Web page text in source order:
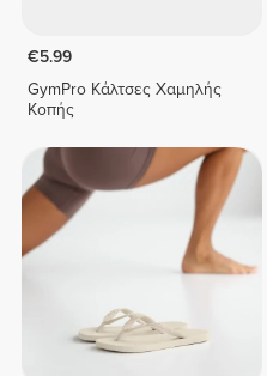
€5.99
GymPro Κάλτσες Χαμηλής
Κοπής